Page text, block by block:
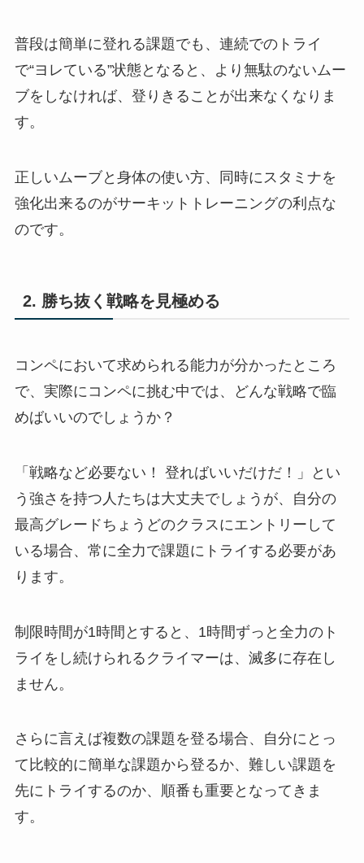
普段は簡単に登れる課題でも、連続でのトライ
で“ヨレている”状態となると、より無駄のないムー
ブをしなければ、登りきることが出来なくなりま
す。
正しいムーブと身体の使い方、同時にスタミナを
強化出来るのがサーキットトレーニングの利点な
のです。
2. 勝ち抜く戦略を見極める
コンペにおいて求められる能力が分かったところ
で、実際にコンペに挑む中では、どんな戦略で臨
めばいいのでしょうか？
「戦略など必要ない！ 登ればいいだけだ！」とい
う強さを持つ人たちは大丈夫でしょうが、自分の
最高グレードちょうどのクラスにエントリーして
いる場合、常に全力で課題にトライする必要があ
ります。
制限時間が1時間とすると、1時間ずっと全力のト
ライをし続けられるクライマーは、滅多に存在し
ません。
さらに言えば複数の課題を登る場合、自分にとっ
て比較的に簡単な課題から登るか、難しい課題を
先にトライするのか、順番も重要となってきま
す。